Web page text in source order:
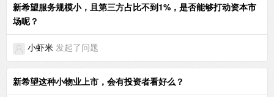
新希望服务规模小，且第三方占比不到1%，是否能够打动资本市
场呢？
小虾米 发起了问题
新希望这种小物业上市，会有投资者看好么？